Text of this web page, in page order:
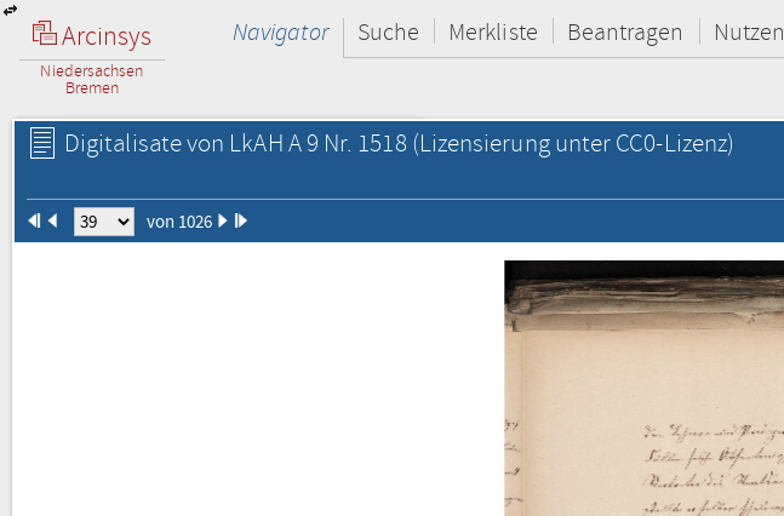
Arcinsys
Niedersachsen
Bremen
Navigator Suche Merkliste Beantragen Nutzen
Digitalisate von LkAH A 9 Nr. 1518(Lizensierung unter CC0-Lizenz)
von 1026